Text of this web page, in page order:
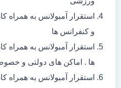
استقرار آمبولانس به همراه
و کنفرانس ها
استقرار آمبولانس به
ها . اماکن های دولتی و
استقرار آمبولانس به همراه